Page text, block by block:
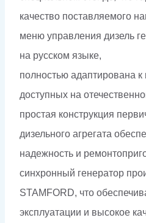
качество поставляемого
меню управления дизель
на русском языке,
полностью адаптирована
доступных на
простая конструкция
дизельного агрегата
надежность и
синхронный генератор
STAMFORD, что
эксплуатации и высокое